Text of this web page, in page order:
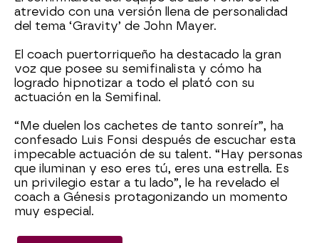
atrevido con una versión llena de personalidad
del tema ‘Gravity’ de John Mayer.
El coach puertorriqueño ha destacado la gran
voz que posee su semifinalista y cómo ha
logrado hipnotizar a todo el plató con su
actuación en la Semifinal.
“Me duelen los cachetes de tanto sonreír”, ha
confesado Luis Fonsi después de escuchar esta
impecable actuación de su talent. “Hay personas
que iluminan y eso eres tú, eres una estrella. Es
un privilegio estar a tu lado”, le ha revelado el
coach a Génesis protagonizando un momento
muy especial.